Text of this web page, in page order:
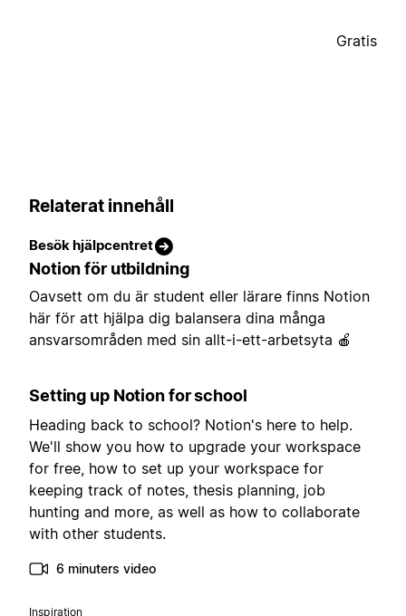
Gratis
Relaterat innehåll
Besök hjälpcentret
Notion för utbildning
Oavsett om du är student eller lärare finns Notion
här för att hjälpa dig balansera dina många
ansvarsområden med sin allt-i-ett-arbetsyta 🍎
Setting up Notion for school
Heading back to school? Notion's here to help.
We'll show you how to upgrade your workspace
for free, how to set up your workspace for
keeping track of notes, thesis planning, job
hunting and more, as well as how to collaborate
with other students.
6 minuters video
Inspiration